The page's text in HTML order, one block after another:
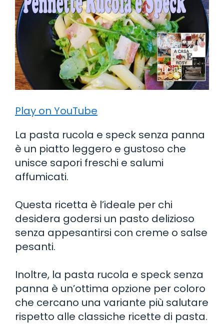
Play on YouTube
La pasta rucola e speck senza panna
è un piatto leggero e gustoso che
unisce sapori freschi e salumi
affumicati.
Questa ricetta è l’ideale per chi
desidera godersi un pasto delizioso
senza appesantirsi con creme o salse
pesanti.
Inoltre, la pasta rucola e speck senza
panna è un’ottima opzione per coloro
che cercano una variante più salutare
rispetto alle classiche ricette di pasta.